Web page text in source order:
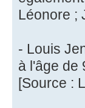
Léonore ;
- Louis
à l'âge de
[Source :